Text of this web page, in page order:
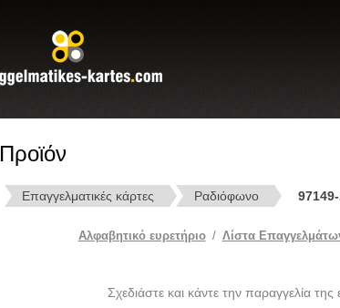
Προϊόν
Επαγγελματικές κάρτες Ραδιόφωνο
Αλφαβητικό ευρετήριο / Λίστα
Σχεδιάστε και κάντε την παραγγελία